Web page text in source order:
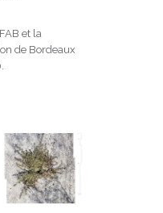
et la
de Bordeaux